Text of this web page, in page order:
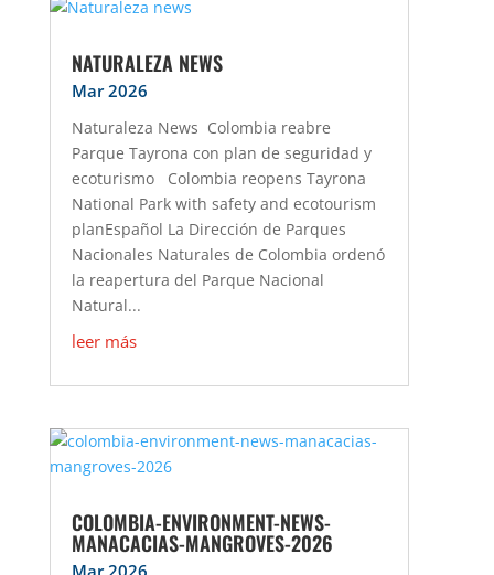
NATURALEZA NEWS
Mar 2026
Naturaleza News Colombia reabre
Parque Tayrona con plan de seguridad y
ecoturismo Colombia reopens Tayrona
National Park with safety and ecotourism
planEspañol La Dirección de Parques
Nacionales Naturales de Colombia ordenó
la reapertura del Parque Nacional
Natural...
leer más
COLOMBIA-ENVIRONMENT-NEWS-
MANACACIAS-MANGROVES-2026
Mar 2026